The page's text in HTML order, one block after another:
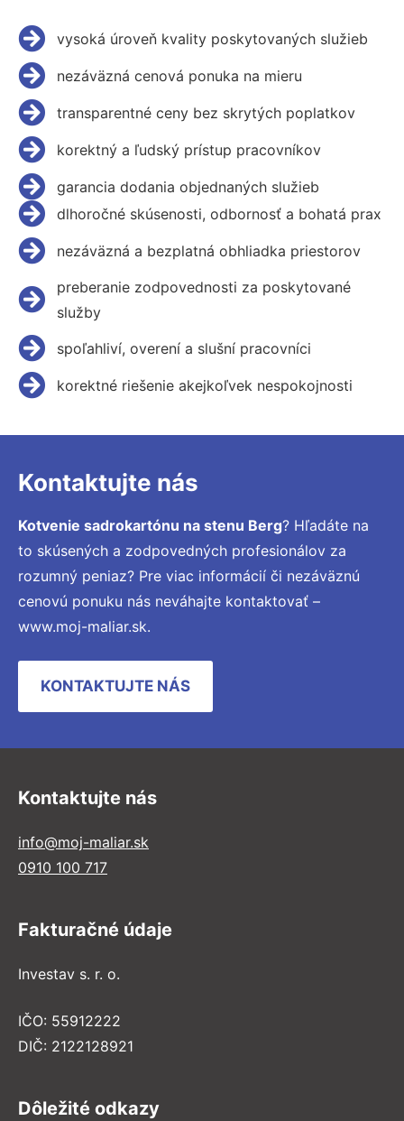
vysoká úroveň kvality poskytovaných služieb
nezáväzná cenová ponuka na mieru
transparentné ceny bez skrytých poplatkov
korektný a ľudský prístup pracovníkov
garancia dodania objednaných služieb
dlhoročné skúsenosti, odbornosť a bohatá prax
nezáväzná a bezplatná obhliadka priestorov
preberanie zodpovednosti za poskytované
služby
spoľahliví, overení a slušní pracovníci
korektné riešenie akejkoľvek nespokojnosti
Kontaktujte nás
Kotvenie sadrokartónu na stenu Berg? Hľadáte na
to skúsených a zodpovedných profesionálov za
rozumný peniaz? Pre viac informácií či nezáväznú
cenovú ponuku nás neváhajte kontaktovať –
www.moj-maliar.sk.
KONTAKTUJTE NÁS
Kontaktujte nás
info@moj-maliar.sk
0910 100 717
Fakturačné údaje
Investav s. r. o.
IČO: 55912222
DIČ: 2122128921
Dôležité odkazy